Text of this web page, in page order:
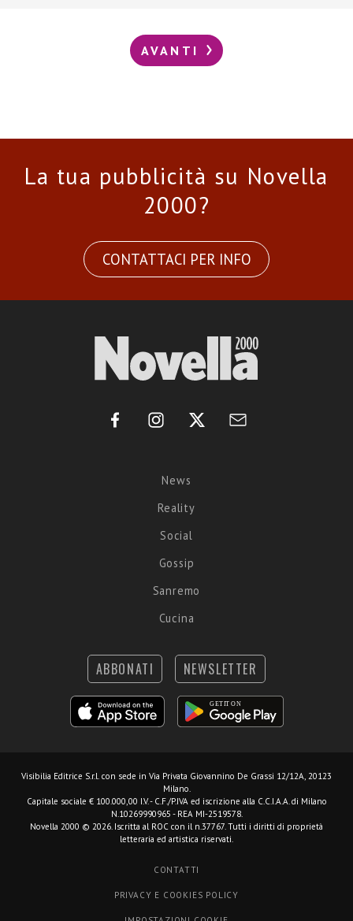
AVANTI
La tua pubblicità su Novella
2000?
CONTATTACI PER INFO
News
Reality
Social
Gossip
Sanremo
Cucina
ABBONATI NEWSLETTER
Visibilia Editrice S.r.l. con sede in Via Privata Giovannino De Grassi 12/12A, 20123
Milano.
Capitale sociale € 100.000,00 I.V. - C.F./P.IVA ed iscrizione alla C.C.I.A.A. di Milano
N.10269990965 - REA MI-2519578.
Novella 2000 © 2026. Iscritta al ROC con il n.37767. Tutti i diritti di proprietà
letteraria ed artistica riservati.
CONTATTI
PRIVACY E COOKIES POLICY